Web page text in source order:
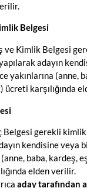
Belgesi
ve Kimlik Belgesi
adayın
yakınlarına (anne,
ücreti karşılığında
Belgesi gerekli
kendisine veya
(anne, baba, kardeş,
elden verilir.
aday tarafından